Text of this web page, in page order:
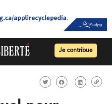
Je contribue